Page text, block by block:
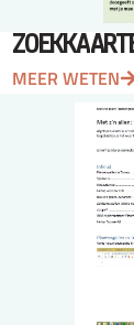
MEER WETEN